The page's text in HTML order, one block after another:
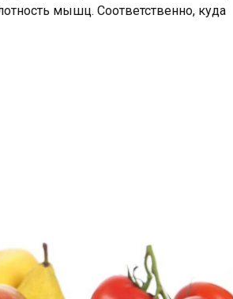
мышц. Соответственно, куда